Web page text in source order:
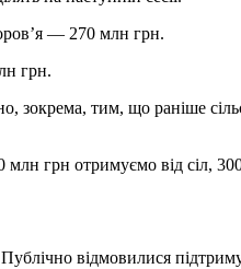
— 270 млн грн.
грн.
зокрема, тим, що раніше
грн отримуємо від сіл,
відмовилися